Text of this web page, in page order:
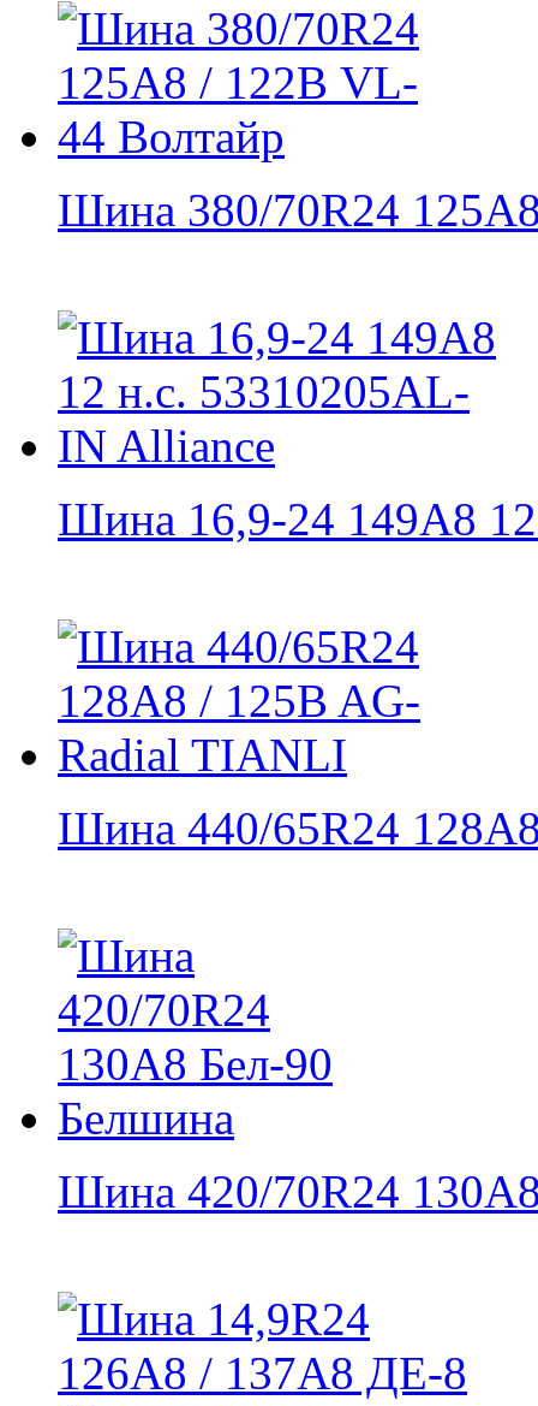
Шина 380/70R24
Шина 16,9-24 149A8
Шина 440/65R24
Шина 420/70R24